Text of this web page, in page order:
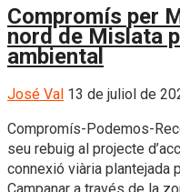
Compromís per
nord de Mislata
ambiental
José Val 13 de juliol de
Compromís-Podemos-
seu rebuig al projecte
connexió viària plantejada